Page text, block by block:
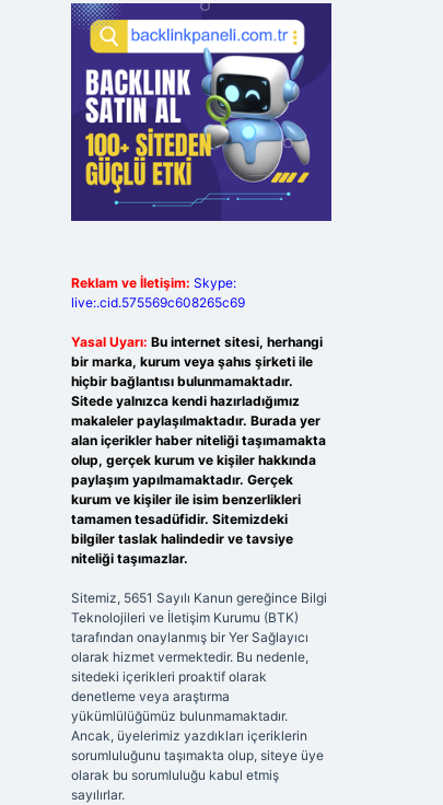
Reklam ve İletişim: Skype:
live:.cid.575569c608265c69
Yasal Uyarı: Bu internet sitesi, herhangi
bir marka, kurum veya şahıs şirketi ile
hiçbir bağlantısı bulunmamaktadır.
Sitede yalnızca kendi hazırladığımız
makaleler paylaşılmaktadır. Burada yer
alan içerikler haber niteliği taşımamakta
olup, gerçek kurum ve kişiler hakkında
paylaşım yapılmamaktadır. Gerçek
kurum ve kişiler ile isim benzerlikleri
tamamen tesadüfidir. Sitemizdeki
bilgiler taslak halindedir ve tavsiye
niteliği taşımazlar.
Sitemiz, 5651 Sayılı Kanun gereğince Bilgi
Teknolojileri ve İletişim Kurumu (BTK)
tarafından onaylanmış bir Yer Sağlayıcı
olarak hizmet vermektedir. Bu nedenle,
sitedeki içerikleri proaktif olarak
denetleme veya araştırma
yükümlülüğümüz bulunmamaktadır.
Ancak, üyelerimiz yazdıkları içeriklerin
sorumluluğunu taşımakta olup, siteye üye
olarak bu sorumluluğu kabul etmiş
sayılırlar.